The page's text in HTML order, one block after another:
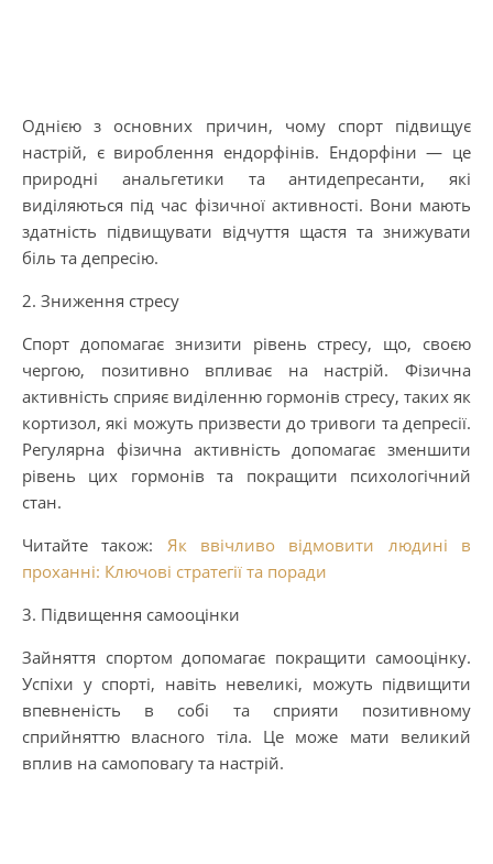
Однією з основних причин, чому спорт підвищує
настрій, є вироблення ендорфінів. Ендорфіни — це
природні анальгетики та антидепресанти, які
виділяються під час фізичної активності. Вони мають
здатність підвищувати відчуття щастя та знижувати
біль та депресію.
2. Зниження стресу
Спорт допомагає знизити рівень стресу, що, своєю
чергою, позитивно впливає на настрій. Фізична
активність сприяє виділенню гормонів стресу, таких як
кортизол, які можуть призвести до тривоги та депресії.
Регулярна фізична активність допомагає зменшити
рівень цих гормонів та покращити психологічний
стан.
Читайте також: Як ввічливо відмовити людині в
проханні: Ключові стратегії та поради
3. Підвищення самооцінки
Зайняття спортом допомагає покращити самооцінку.
Успіхи у спорті, навіть невеликі, можуть підвищити
впевненість в собі та сприяти позитивному
сприйняттю власного тіла. Це може мати великий
вплив на самоповагу та настрій.